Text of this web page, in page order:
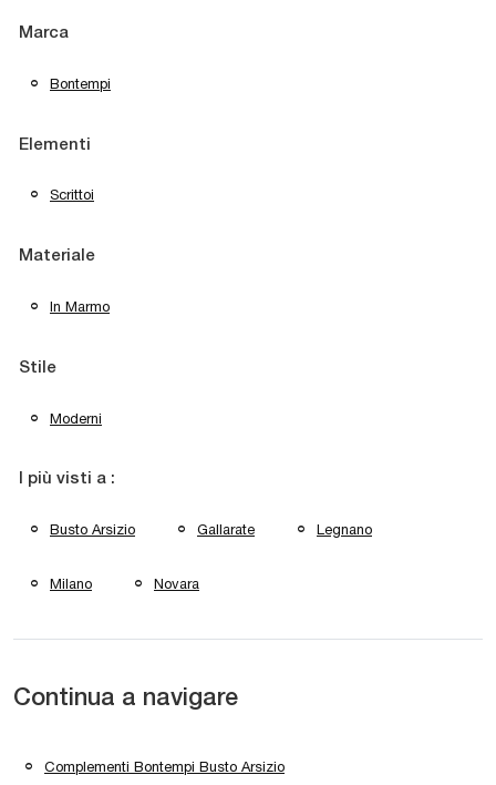
Marca
Bontempi
Elementi
Scrittoi
Materiale
In Marmo
Stile
Moderni
I più visti a :
Busto Arsizio Gallarate Legnano
Milano Novara
Continua a navigare
Complementi Bontempi Busto Arsizio